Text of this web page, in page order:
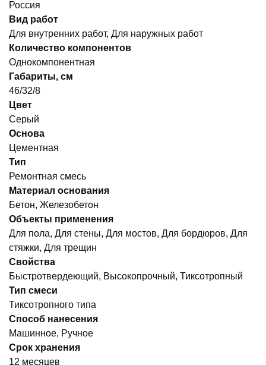
Россия
Вид работ
Для внутренних работ, Для наружных работ
Количество компонентов
Однокомпонентная
Габариты, см
46/32/8
Цвет
Cерый
Основа
Цементная
Тип
Ремонтная смесь
Материал основания
Бетон, Железобетон
Объекты применения
Для пола, Для стены, Для мостов, Для бордюров, Для
стяжки, Для трещин
Свойства
Быстротвердеющий, Высокопрочный, Тиксотропный
Тип смеси
Тиксотропного типа
Способ нанесения
Машинное, Ручное
Срок хранения
12 месяцев